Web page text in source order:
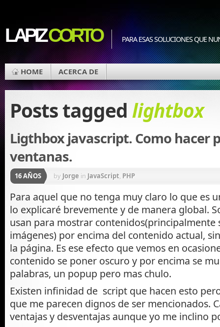
LAPIZCORTO PARA ESAS SOLUCIONES QUE
HOME ACERCA DE
Posts tagged lightbox
Ligthbox javascript. Como hacer
ventanas.
16 AÑOS by Jorge in JavaScript, PHP
Para aquel que no tenga muy claro lo que es
lo explicaré brevemente y de manera global.
usan para mostrar contenidos(principalmente
imágenes) por encima del contenido actual,
la página. Es ese efecto que vemos en
contenido se poner oscuro y por encima se
palabras, un popup pero mas chulo.
Existen infinidad de script que hacen esto
que me parecen dignos de ser mencionados.
ventajas y desventajas aunque yo me inclino